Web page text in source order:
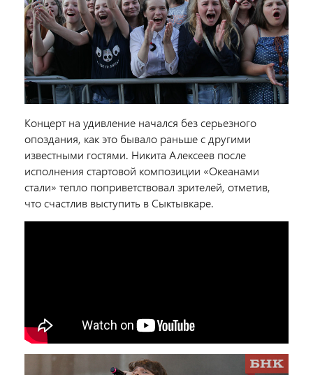
Концерт на удивление начался без серьезного
опоздания, как это бывало раньше с другими
известными гостями. Никита Алексеев после
исполнения стартовой композиции «Океанами
стали» тепло поприветствовал зрителей, отметив,
что счастлив выступить в Сыктывкаре.